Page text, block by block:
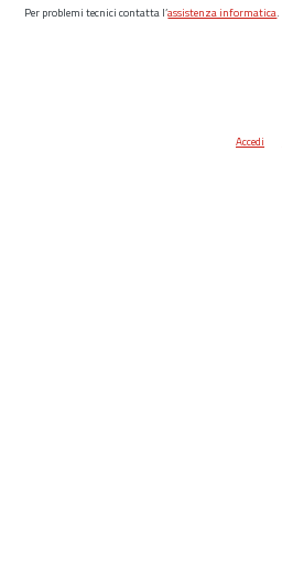
Per problemi tecnici contatta l’assistenza informatica.
Accedi